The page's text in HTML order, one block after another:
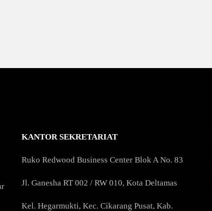
KANTOR SEKRETARIAT
Ruko Redwood Business Center Blok A No. 83
Jl. Ganesha RT 002 / RW 010, Kota Deltamas
Kel. Hegarmukti, Kec. Cikarang Pusat, Kab.